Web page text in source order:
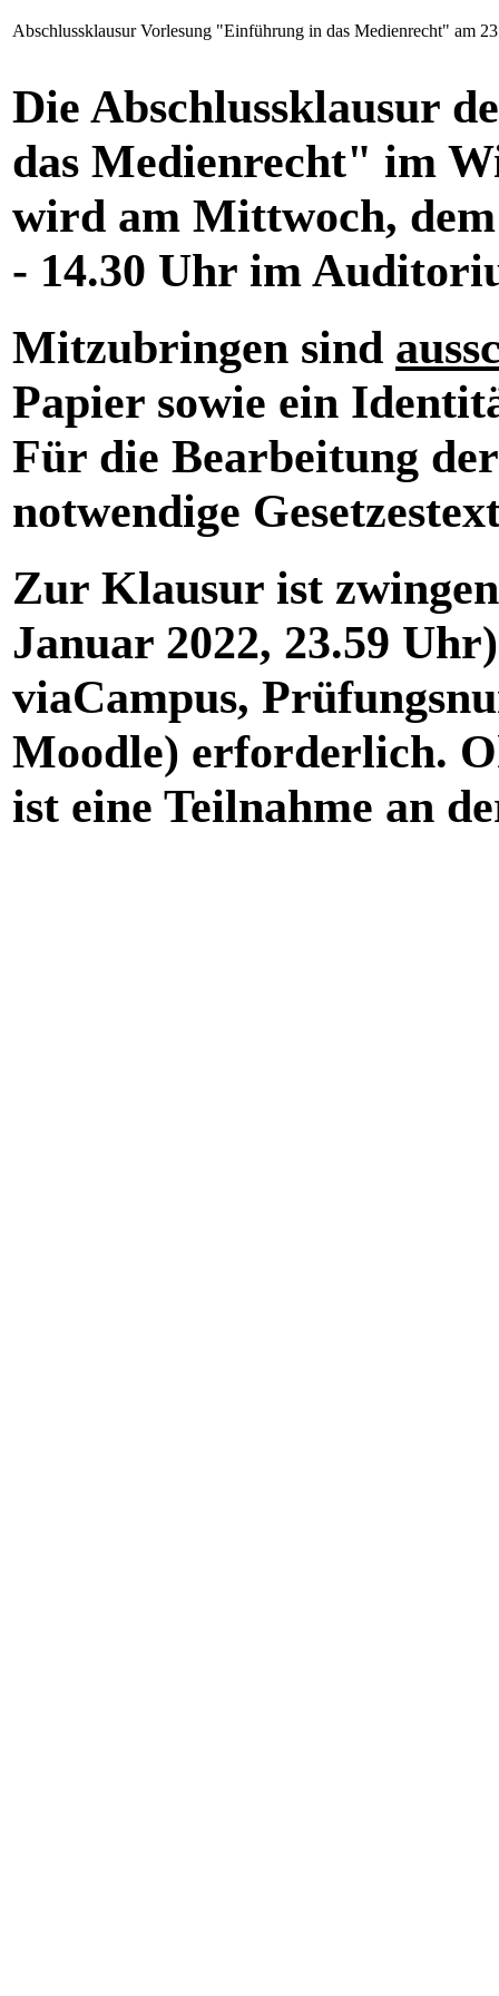
Abschlussklausur Vorlesung "Einführung in das Medienrecht" am
Die Abschlussklausur
das Medienrecht" im
wird am Mittwoch,
- 14.30 Uhr im
Mitzubringen sind
Papier sowie ein
Für die Bearbeitung
notwendige
Zur Klausur ist
Januar 2022, 23.59
viaCampus,
Moodle) erforderlich.
ist eine Teilnahme an